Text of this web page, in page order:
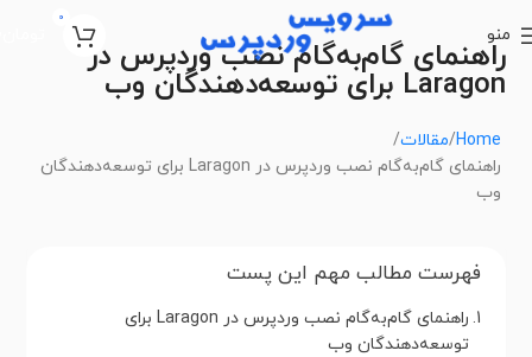
منو
0
راهنمای گام‌به‌گام نصب وردپرس در
Laragon برای توسعه‌دهندگان وب
Home مقالات
راهنمای گام‌به‌گام نصب وردپرس در Laragon برای توسعه‌دهندگان
وب
فهرست مطالب مهم این پست
راهنمای گام‌به‌گام نصب وردپرس در Laragon برای
توسعه‌دهندگان وب